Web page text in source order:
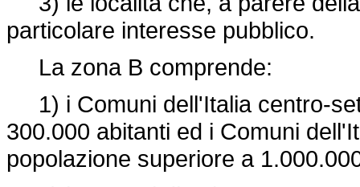
particolare interesse pubblico.
La zona B comprende:
1) i Comuni dell'Italia centro-
300.000 abitanti ed i Comuni
popolazione superiore a